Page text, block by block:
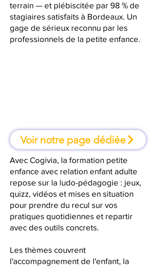
terrain — et plébiscitée par 98 % de
stagiaires satisfaits à Bordeaux. Un
gage de sérieux reconnu par les
professionnels de la petite enfance.
Voir notre page dédiée
Avec Cogivia, la formation petite
enfance avec relation enfant adulte
repose sur la ludo-pédagogie : jeux,
quizz, vidéos et mises en situation
pour prendre du recul sur vos
pratiques quotidiennes et repartir
avec des outils concrets.
Les thèmes couvrent
l'accompagnement de l'enfant, la